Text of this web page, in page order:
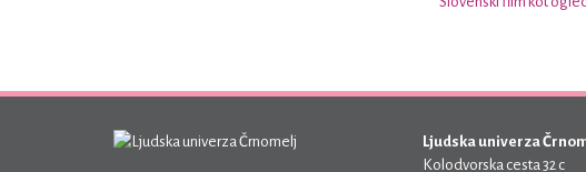
Ljudska univerza
Kolodvorska cesta 32 c